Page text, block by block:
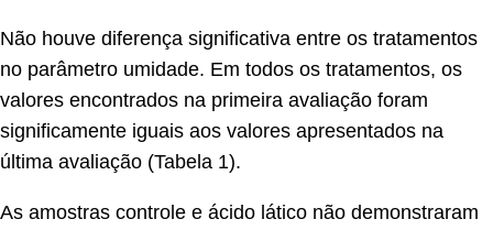
Não houve diferença significativa entre os tratamentos
no parâmetro umidade. Em todos os tratamentos, os
valores encontrados na primeira avaliação foram
significamente iguais aos valores apresentados na
última avaliação (Tabela 1).
As amostras controle e ácido lático não demonstraram